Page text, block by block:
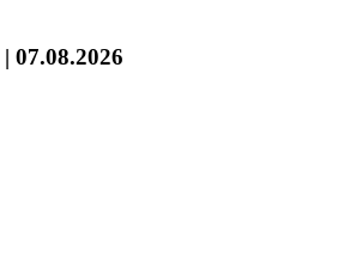
| 07.08.2026